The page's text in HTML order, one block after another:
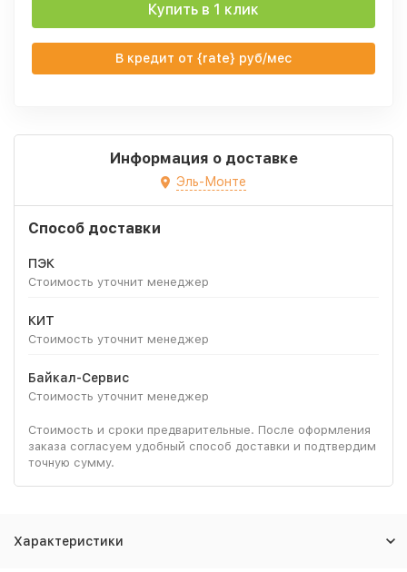
Купить в 1 клик
В кредит от {rate} руб/мес
Информация о доставке
Эль-Монте
Способ доставки
ПЭК
Стоимость уточнит менеджер
КИТ
Стоимость уточнит менеджер
Байкал-Сервис
Стоимость уточнит менеджер
Стоимость и сроки предварительные. После оформления
заказа согласуем удобный способ доставки и подтвердим
точную сумму.
Характеристики